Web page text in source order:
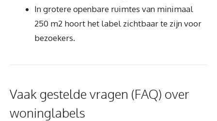
In grotere openbare ruimtes van minimaal
250 m2 hoort het label zichtbaar te zijn voor
bezoekers.
Vaak gestelde vragen (FAQ) over
woninglabels